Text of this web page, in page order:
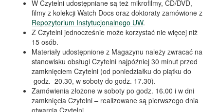
W Czytelni udostępniane są też mikrofilmy, CD/DVD,
filmy z kolekcji Watch Docs oraz doktoraty zamówione z
Repozytorium Instytucjonalnego UW.
Z Czytelni jednocześnie może korzystać nie więcej niż
15 osób.
Materiały udostępnione z Magazynu należy zwracać na
stanowisku obsługi Czytelni najpóźniej 30 minut przed
zamknięciem Czytelni (od poniedziałku do piątku do
godz. 20.30, w soboty do godz. 17.30).
Zamówienia złożone w soboty po godz. 16.00 i w dni
zamknięcia Czytelni – realizowane są pierwszego dnia
otwarcia Czytelni.